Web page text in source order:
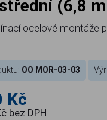
(6,8
ocelové montáže
OO MOR-03-03
Kč
bez DPH